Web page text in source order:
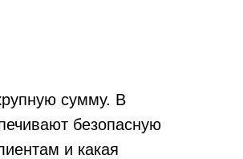
сумму. В
безопасную
и какая